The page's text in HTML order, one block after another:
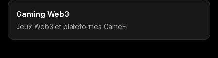
Gaming Web3
Jeux Web3 et plateformes GameFi